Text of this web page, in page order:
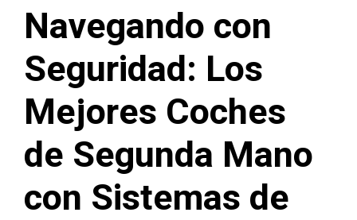
Navegando con
Seguridad: Los
Mejores Coches
de Segunda Mano
con Sistemas de